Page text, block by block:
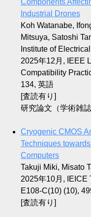
Components
Industrial Drones
Koh Watanabe,
Mitsuya, Satoshi
Institute of
2025年12月, IEEE
Compatibility
134, 英語
[査読有り]
研究論文（学術雑誌
Cryogenic CMOS
Techniques
Computers
Takuji Miki, Misato
2025年10月, IEICE
E108-C(10) (10),
[査読有り]